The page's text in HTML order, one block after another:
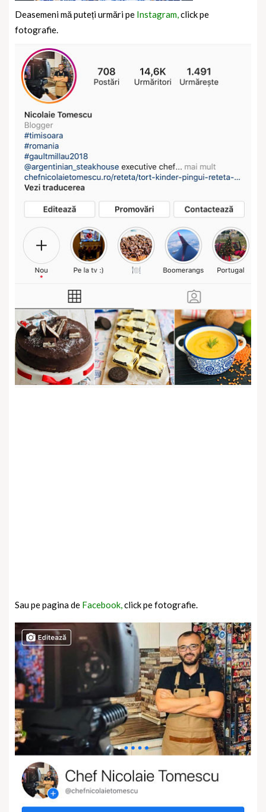
Deasemeni mă puteți urmări pe Instagram,click pe
fotografie.
Sau pe pagina de Facebook,click pe fotografie.